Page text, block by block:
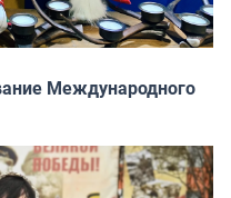
Международного